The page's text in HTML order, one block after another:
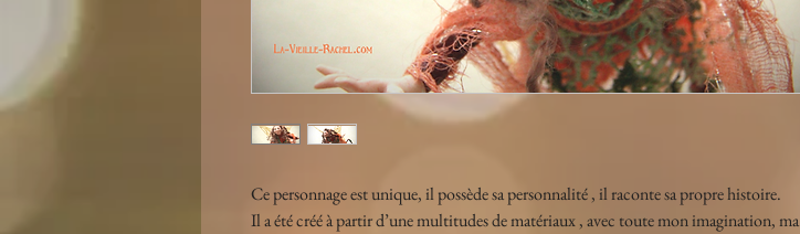
Ce personnage est unique, il possède sa personnalité , il raconte sa propre histoire.
Il a été créé à partir d’une multitudes de matériaux , avec toute mon imagination, ma